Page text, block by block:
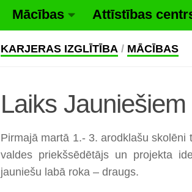
Mācības Attīstības
KARJERAS IZGLĪTĪBA / MĀCĪBAS
Laiks Jauniešiem
Pirmajā martā 1.- 3. arodklašu
valdes priekšsēdētājs un projekta
jauniešu labā roka – draugs.